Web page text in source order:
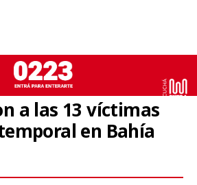
a las 13 víctimas
en Bahía